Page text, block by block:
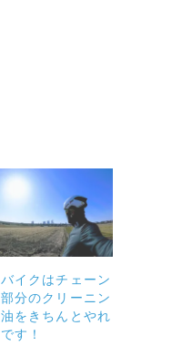
イクはチェーン
分のクリーニン
をきちんとやれ
す！